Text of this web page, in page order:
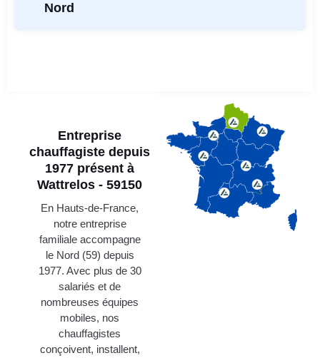
Nord
Entreprise
chauffagiste depuis
1977 présent à
Wattrelos - 59150
En Hauts-de-France,
notre entreprise
familiale accompagne
le Nord (59) depuis
1977. Avec plus de 30
salariés et de
nombreuses équipes
mobiles, nos
chauffagistes
conçoivent, installent,